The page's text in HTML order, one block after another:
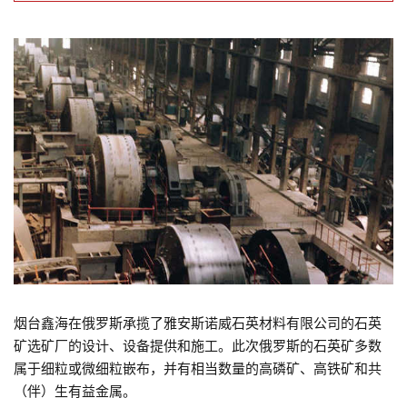
烟台鑫海在俄罗斯承揽了雅安斯诺威石英材料有限公司的石英
矿选矿厂的设计、设备提供和施工。此次俄罗斯的石英矿多数
属于细粒或微细粒嵌布，并有相当数量的高磷矿、高铁矿和共
（伴）生有益金属。